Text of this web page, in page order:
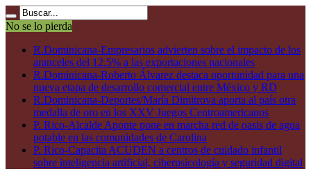
No se lo pierda
R.Dominicana-Empresarios advierten sobre el impacto de los
aranceles del 12.5% a las exportaciones nacionales
R.Dominicana-Roberto Álvarez destaca oportunidad para una
nueva etapa de desarrollo comercial entre México y RD
R.Dominicana-Deportes/María Dimitrova aporta al país otra
medalla de oro en los XXV Juegos Centroamericanos
P. Rico-Alcalde Aponte pone en marcha red de oasis de agua
potable en las comunidades de Carolina
P. Rico-Capacita ACUDEN a centros de cuidado infantil
sobre inteligencia artificial, ciberpsicología y seguridad digital